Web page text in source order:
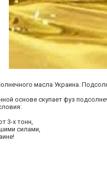
масла Украина.
основе скупает фуз
3-х тонн,
силами,